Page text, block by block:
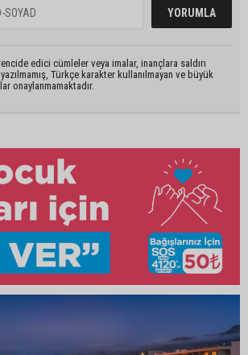
edici cümleler veya imalar, inançlara saldırı
Türkçe karakter kullanılmayan ve büyük
onaylanmamaktadır.